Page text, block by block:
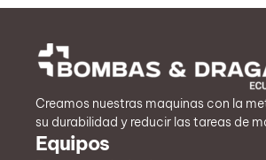
Creamos nuestras maquinas con la
su durabilidad y reducir las tareas de
Equipos